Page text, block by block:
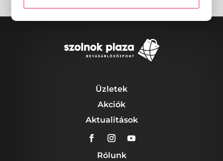
Üzletek
Akciók
Aktualitások
Rólunk